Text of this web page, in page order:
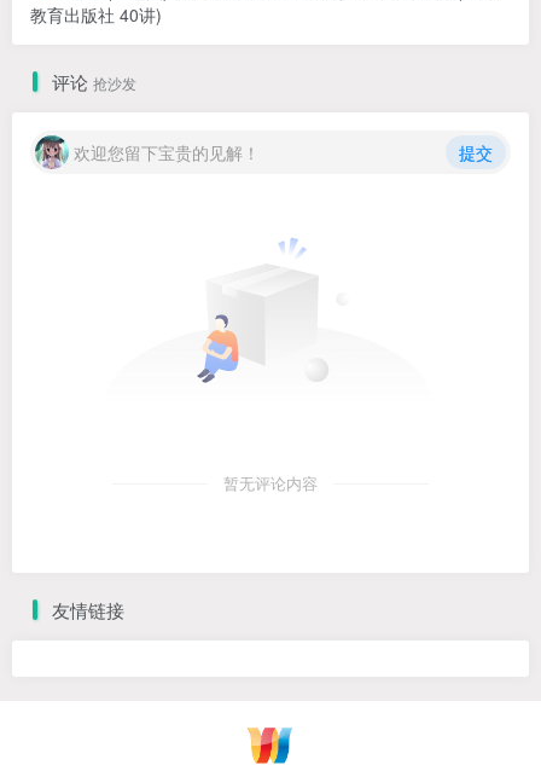
教育出版社 40讲)
评论 抢沙发
欢迎您留下宝贵的见解！ 提交
暂无评论内容
友情链接